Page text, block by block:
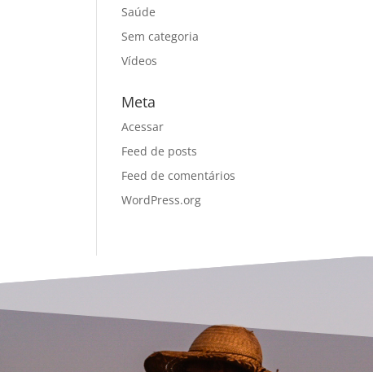
Saúde
Sem categoria
Vídeos
Meta
Acessar
Feed de posts
Feed de comentários
WordPress.org